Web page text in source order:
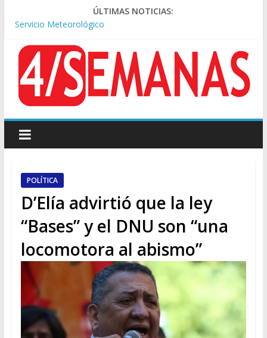
ÚLTIMAS NOTICIAS:
Tormentas severas y fuertes ráfagas de viento: alerta del
Servicio Meteorológico
1,6% en julio
Represión frente al Congreso: tres detenidos durante la
protesta contra la Ley de Propiedad Privada
Sturzenegger defendió la Ley de Tierras y lamentó el retiro
del capítulo de extranjerización
Fuego y defiende la Ley de Tierras
POLÍTICA
D’Elía advirtió que la ley
“Bases” y el DNU son “una
locomotora al abismo”